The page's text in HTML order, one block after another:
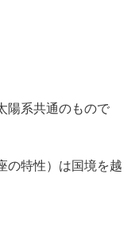
陽系共通のもので
の特性）は国境を越